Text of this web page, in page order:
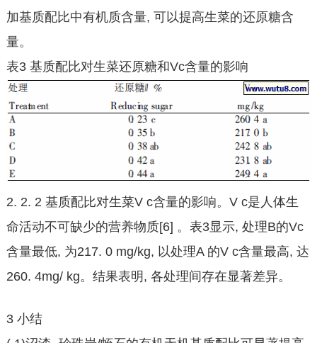
加基质配比中有机质含量, 可以提高生菜的还原糖含
量。
表3 基质配比对生菜还原糖和Vc含量的影响
2. 2. 2 基质配比对生菜V c含量的影响。V c是人体生
命活动不可缺少的营养物质[6] 。表3显示, 处理B的Vc
含量最低, 为217. 0 mg/kg, 以处理A 的V c含量最高, 达
260. 4mg/ kg。结果表明, 各处理间存在显著差异。
3 小结